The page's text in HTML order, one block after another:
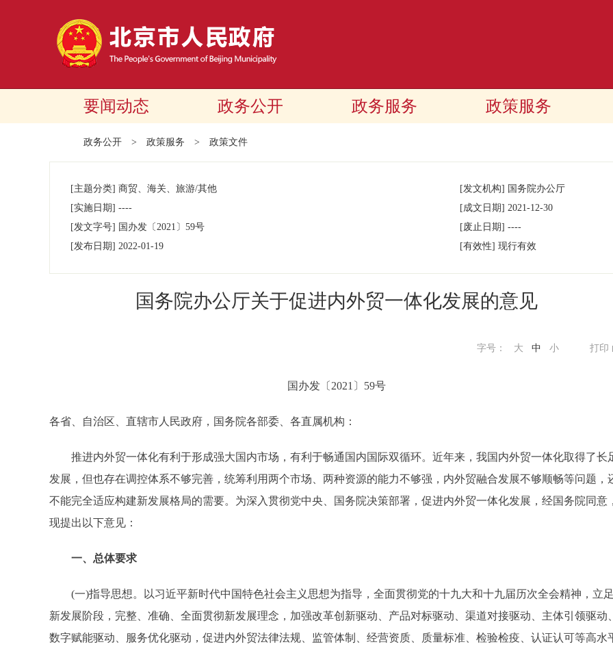
要闻动态 政务公开 政务服务 政策服务
政务公开 > 政策服务 > 政策文件
[主题分类] 商贸、海关、旅游/其他 [发文机构] 国务院办公厅
[实施日期] ---- [成文日期] 2021-12-30
[发文字号] 国办发 〔2021〕 59号 [废止日期] ----
[发布日期] 2022-01-19 [有效性] 现行有效
国务院办公厅关于促进内外贸一体化发展的意见
打印
字号： 大 中 小
国办发〔2021〕59号
各省、自治区、直辖市人民政府，国务院各部委、各直属机构：
推进内外贸一体化有利于形成强大国内市场，有利于畅通国内国际双循环。近年来，我国内外贸一体化取得了长
发展，但也存在调控体系不够完善，统筹利用两个市场、两种资源的能力不够强，内外贸融合发展不够顺畅等问题，
不能完全适应构建新发展格局的需要。为深入贯彻党中央、国务院决策部署，促进内外贸一体化发展，经国务院同意
现提出以下意见：
一、总体要求
(一)指导思想。以习近平新时代中国特色社会主义思想为指导，全面贯彻党的十九大和十九届历次全会精神，立
新发展阶段，完整、准确、全面贯彻新发展理念，加强改革创新驱动、产品对标驱动、渠道对接驱动、主体引领驱动
数字赋能驱动、服务优化驱动，促进内外贸法律法规、监管体制、经营资质、质量标准、检验检疫、认证认可等高水